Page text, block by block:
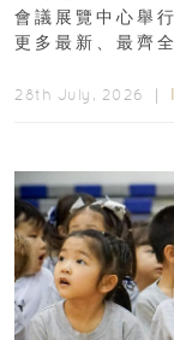
會議展覽中心舉
更多最新、最齊
28th July, 2026 ｜